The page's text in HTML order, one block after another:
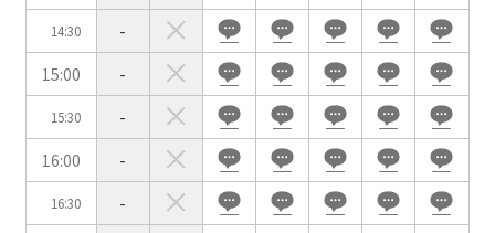
14:30
-
15:00
-
15:30
-
16:00
-
16:30
-
大型スクリーンあり
控室あり
4t車以上荷捌きあり
裏導線あり
時間貸し駐車場あり
専有回線(NURO)あり
用途で選ぶ
パーティ・懇親会
株主総会・IR
e-sports大会
プレス発表